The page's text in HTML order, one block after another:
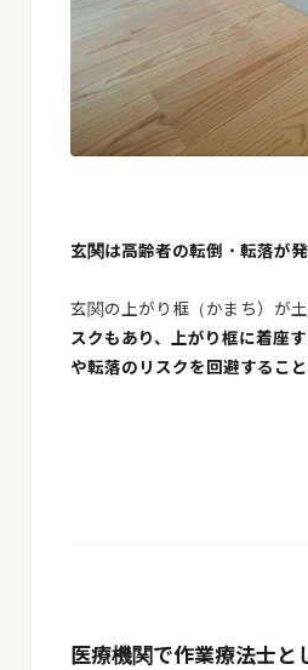
玄関は高齢者の転倒・転落が
玄関の上がり框（かまち）が
スクもあり、上がり框に着座
や転落のリスクを回避するこ
医療機関で作業療法士と